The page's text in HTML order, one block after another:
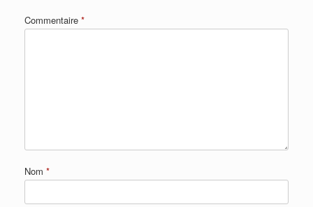
Commentaire *
Nom *